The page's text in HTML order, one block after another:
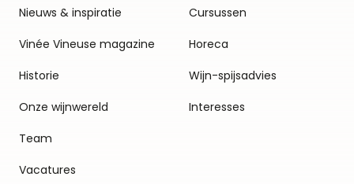
Nieuws & inspiratie
Vinée Vineuse magazine
Historie
Onze wijnwereld
Team
Vacatures
Cursussen
Horeca
Wijn-spijsadvies
Interesses